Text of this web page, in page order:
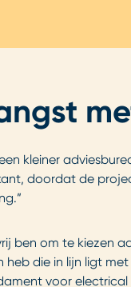
kleiner
doordat de
ben om te kiezen
die in lijn ligt
voor